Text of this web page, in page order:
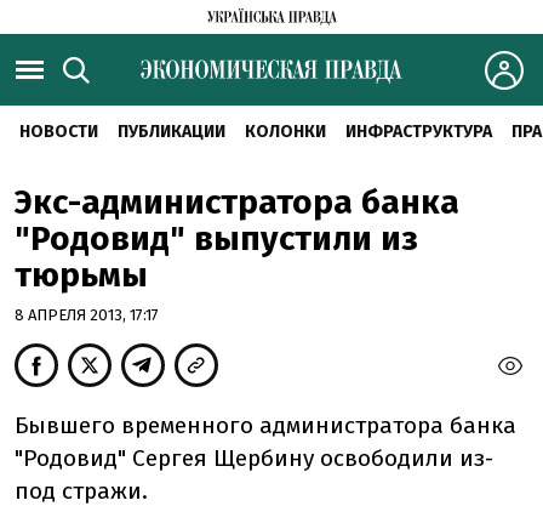
НОВОСТИ ПУБЛИКАЦИИ КОЛОНКИ ИНФРАСТРУКТУРА
Экс-администратора банка
"Родовид" выпустили из
тюрьмы
8 АПРЕЛЯ 2013, 17:17
Бывшего временного администратора банка
"Родовид" Сергея Щербину освободили из-
под стражи.